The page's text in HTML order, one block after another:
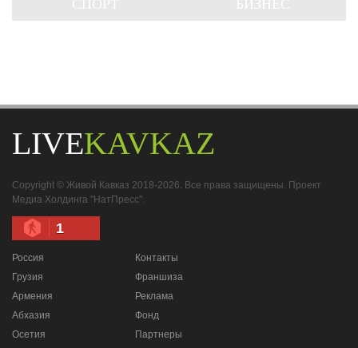
LIVEKAVKAZ
Copyright © Живой Кавказ 2018-2026. Все права защищены. Проект
Медиа Холдинга "НатПресс".
1
Россия
Грузия
Армения
Абхазия
Осетия
Контакты
Франшиза
Реклама
Фонд
Партнеры